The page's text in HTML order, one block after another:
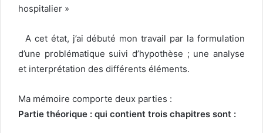
hospitalier »
A cet état, j’ai débuté mon travail par la formulation
d’une problématique suivi d’hypothèse ; une analyse
et interprétation des différents éléments.
Ma mémoire comporte deux parties :
Partie théorique : qui contient trois chapitres sont :